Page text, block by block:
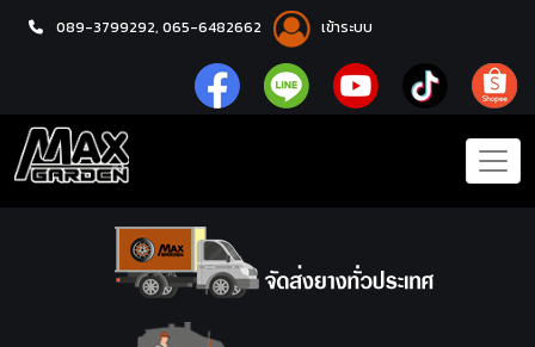
089-3799292, 065-6482662 เข้าระบบ
หน้าแรก